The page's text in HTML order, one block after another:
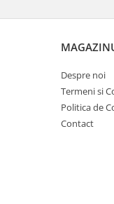
Despre noi
Termeni si
Politica de
Contact